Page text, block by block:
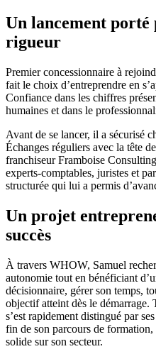
Un lancement
rigueur
Premier concessionnaire à
fait le choix d’entreprendre en
Confiance dans les chiffres
humaines et dans le
Avant de se lancer, il a sécurisé
Échanges réguliers avec la tête
franchiseur Framboise
experts-comptables, juristes et
structurée qui lui a permis
Un projet
succès
À travers WHOW, Samuel
autonomie tout en bénéficiant
décisionnaire, gérer son temps,
objectif atteint dès le démarrage.
s’est rapidement distingué par
fin de son parcours de
solide sur son secteur.